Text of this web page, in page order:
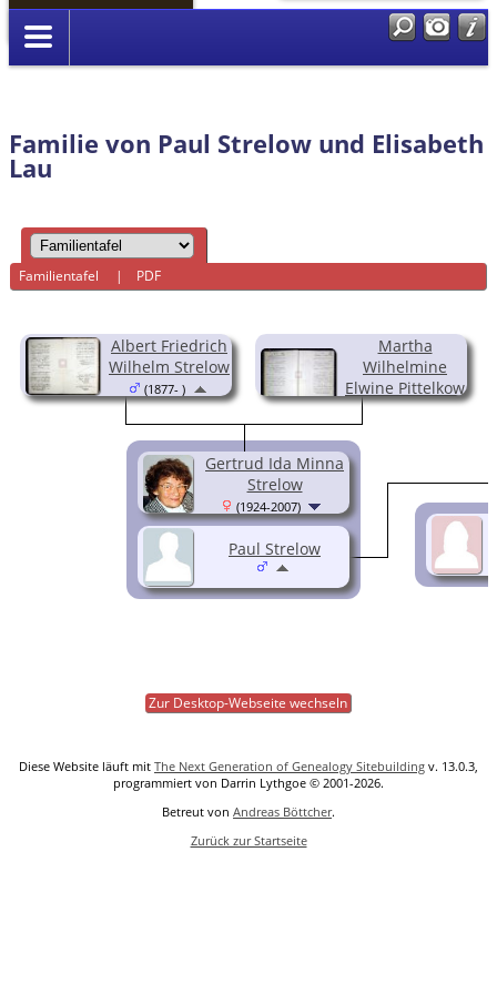
Anmelden
Familie von Paul Strelow und Elisabeth
Lau
Familientafel | PDF
Albert Friedrich
Wilhelm Strelow
(1877- )
Martha
Wilhelmine
Elwine Pittelkow
(1882-1955)
Gertrud Ida Minna
Strelow
(1924-2007)
Paul Strelow
Zur Desktop-Webseite wechseln
Diese Website läuft mit The Next Generation of Genealogy Sitebuilding v. 13.0.3,
programmiert von Darrin Lythgoe © 2001-2026.
Betreut von Andreas Böttcher.
Zurück zur Startseite